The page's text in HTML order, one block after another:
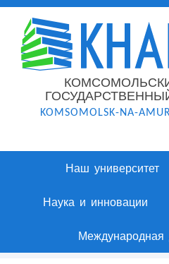
KOMSOMOLSK-NA-
Наш университет
Наука и инновации
Международная